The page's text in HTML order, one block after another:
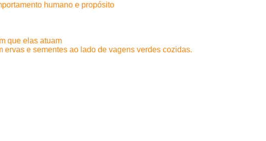
humano e propósito
que elas atuam